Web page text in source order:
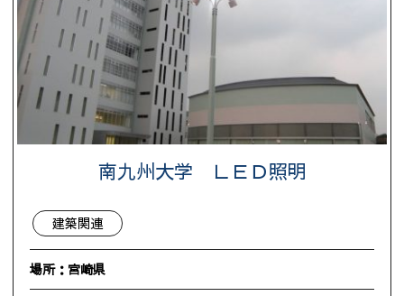
南九州大学 ＬＥＤ照明
建築関連
場所：宮崎県